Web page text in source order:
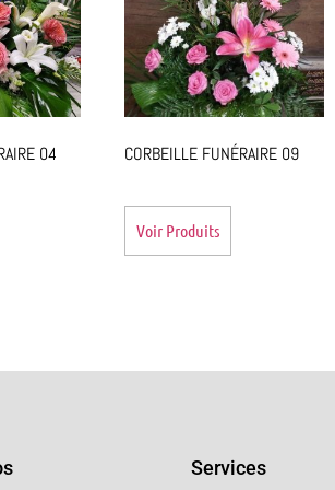
04 CORBEILLE FUNÉRAIRE 09
Voir Produits
Services